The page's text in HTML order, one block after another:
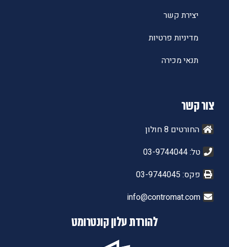
יצירת קשר
מדיניות פרטיות
תנאי מכירה
צור קשר
החורטים 8 חולון
טל: 03-9744044
פקס: 03-9744045
info@contromat.com
להורדת עלון קונטרומט